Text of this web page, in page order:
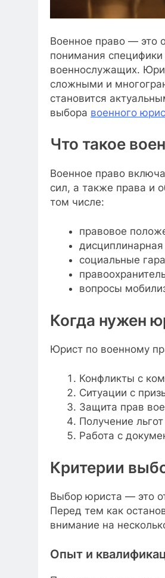
Военное право — это
понимания
военнослужащих.
сложными и
становится
выбора военного
Что такое
Военное право
сил, а также права и
том числе:
правовое
дисциплинарная
социальные
вопросы
Когда нужен
Юрист по военному
Конфликты с
Ситуации с
Защита прав
Получение
Работа с
Критерии
Выбор юриста — это
Перед тем как
внимание на
Опыт и